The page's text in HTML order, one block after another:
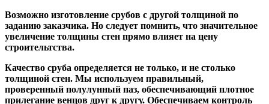
Возможно изготовление срубов с другой толщиной по
заданию заказчика. Но следует помнить, что значительное
увеличение толщины стен прямо влияет на цену
строительтства.
Качество сруба определяется не только, и не столько
толщиной стен. Мы используем правильный,
проверенный полулунный паз, обеспечивающий плотное
прилегание венцов друг к другу. Обеспечиваем контроль